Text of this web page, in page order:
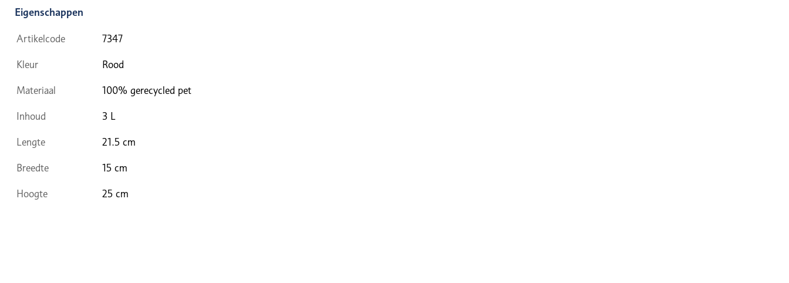
Eigenschappen
Artikelcode 7347
Kleur Rood
Materiaal 100% gerecycled pet
Inhoud 3 L
Lengte 21.5 cm
Breedte 15 cm
Hoogte 25 cm